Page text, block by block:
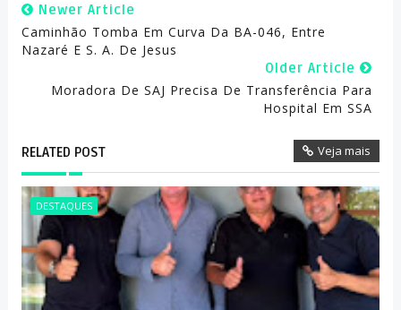
Newer Article
Caminhão Tomba Em Curva Da BA-046, Entre
Nazaré E S. A. De Jesus
Older Article
Moradora De SAJ Precisa De Transferência Para
Hospital Em SSA
RELATED POST Veja mais
DESTAQUES